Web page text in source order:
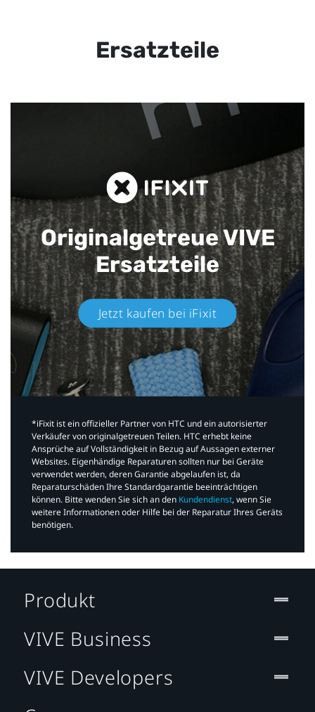
Ersatzteile
Originalgetreue VIVE
Ersatzteile
Jetzt kaufen bei iFixit​
*iFixit ist ein offizieller Partner von HTC und ein autorisierter
Verkäufer von originalgetreuen Teilen. HTC erhebt keine
Ansprüche auf Vollständigkeit in Bezug auf Aussagen externer
Websites. Eigenhändige Reparaturen sollten nur bei Geräte
verwendet werden, deren Garantie abgelaufen ist, da
Reparaturschäden Ihre Standardgarantie beeinträchtigen
können. Bitte wenden Sie sich an den Kundendienst, wenn Sie
weitere Informationen oder Hilfe bei der Reparatur Ihres Geräts
benötigen.​
Produkt
VIVE Business
VIVE Developers